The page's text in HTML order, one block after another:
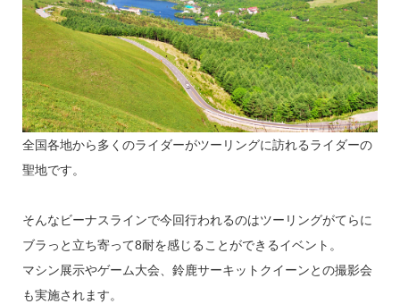
全国各地から多くのライダーがツーリングに訪れるライダーの
聖地です。
そんなビーナスラインで今回行われるのはツーリングがてらに
ブラっと立ち寄って8耐を感じることができるイベント。
マシン展示やゲーム大会、鈴鹿サーキットクイーンとの撮影会
も実施されます。